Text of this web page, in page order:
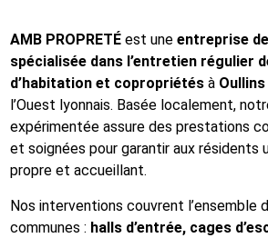
AMB PROPRETÉ est uneentreprise
spécialisée dans l’entretien régulier
d’habitation et copropriétés à Oullins
l’Ouest lyonnais. Basée localement,
expérimentée assure des prestations
et soignées pour garantir aux résidents
propre et accueillant.
Nos interventions couvrent l’ensemble
communes : halls d’entrée, cages